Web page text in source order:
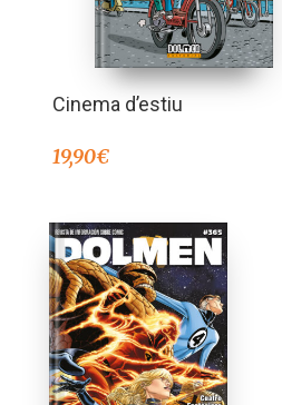
Cinema d’estiu
19,90€